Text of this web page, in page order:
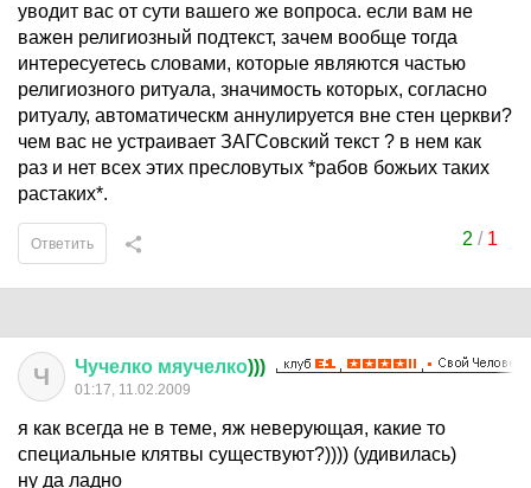
уводит вас от сути вашего же вопроса. если вам не
важен религиозный подтекст, зачем вообще тогда
интересуетесь словами, которые являются частью
религиозного ритуала, значимость которых, согласно
ритуалу, автоматическм аннулируется вне стен церкви?
чем вас не устраивает ЗАГСовский текст ? в нем как
раз и нет всех этих пресловутых *рабов божьих таких
растаких*.
2 / 1
Ответить
Ч Чучелко мяучелко)))
01:17, 11.02.2009
я как всегда не в теме, яж неверующая, какие то
специальные клятвы существуют?)))) (удивилась)
ну да ладно